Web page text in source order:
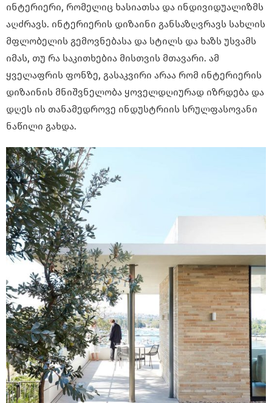
ინტერიერი, რომელიც ხასიათსა და ინდივიდუალიზმს
აღძრავს. ინტერიერის დიზაინი განსაზღვრავს სახლის
მფლობელის გემოვნებასა და სტილს და ხაზს უსვამს
იმას, თუ რა საკითხებია მისთვის მთავარი. ამ
ყველაფრის ფონზე, გასაკვირი არაა რომ ინტერიერის
დიზაინის მნიშვნელობა ყოველდღიურად იზრდება და
დღეს ის თანამედროვე ინდუსტრიის სრულფასოვანი
ნაწილი გახდა.